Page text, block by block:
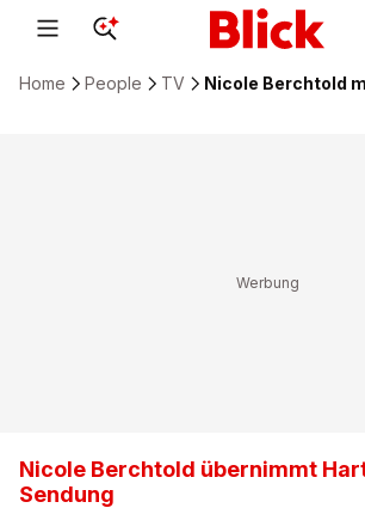
Home People TV Nicole Berchtold
Nicole Berchtold übernimmt
Sendung